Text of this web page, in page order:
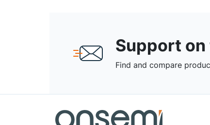
Support on
Find and compare